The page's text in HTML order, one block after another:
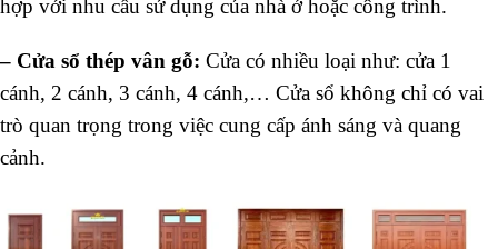
hợp với nhu cầu sử dụng của nhà ở hoặc công trình.
– Cửa sổ thép vân gỗ: Cửa có nhiều loại như: cửa 1
cánh, 2 cánh, 3 cánh, 4 cánh,… Cửa sổ không chỉ có vai
trò quan trọng trong việc cung cấp ánh sáng và quang
cảnh.